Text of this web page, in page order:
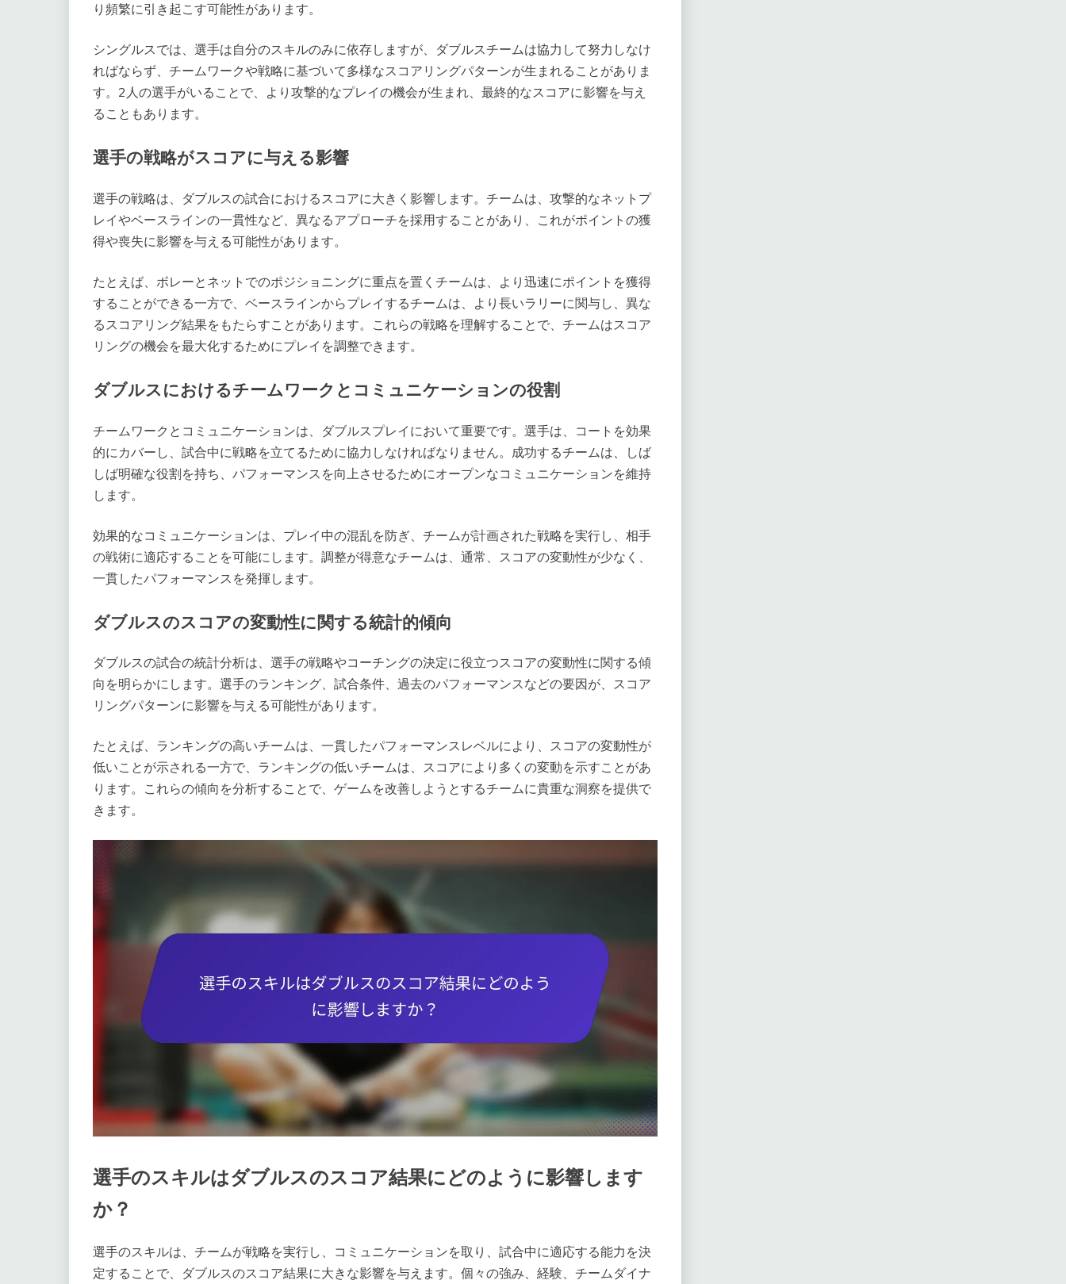
り頻繁に引き起こす可能性があります。
シングルスでは、選手は自分のスキルのみに依存しますが、ダブルスチームは協力して努力しなけ
ればならず、チームワークや戦略に基づいて多様なスコアリングパターンが生まれることがありま
す。2人の選手がいることで、より攻撃的なプレイの機会が生まれ、最終的なスコアに影響を与え
ることもあります。
選手の戦略がスコアに与える影響
選手の戦略は、ダブルスの試合におけるスコアに大きく影響します。チームは、攻撃的なネットプ
レイやベースラインの一貫性など、異なるアプローチを採用することがあり、これがポイントの獲
得や喪失に影響を与える可能性があります。
たとえば、ボレーとネットでのポジショニングに重点を置くチームは、より迅速にポイントを獲得
することができる一方で、ベースラインからプレイするチームは、より長いラリーに関与し、異な
るスコアリング結果をもたらすことがあります。これらの戦略を理解することで、チームはスコア
リングの機会を最大化するためにプレイを調整できます。
ダブルスにおけるチームワークとコミュニケーションの役割
チームワークとコミュニケーションは、ダブルスプレイにおいて重要です。選手は、コートを効果
的にカバーし、試合中に戦略を立てるために協力しなければなりません。成功するチームは、しば
しば明確な役割を持ち、パフォーマンスを向上させるためにオープンなコミュニケーションを維持
します。
効果的なコミュニケーションは、プレイ中の混乱を防ぎ、チームが計画された戦略を実行し、相手
の戦術に適応することを可能にします。調整が得意なチームは、通常、スコアの変動性が少なく、
一貫したパフォーマンスを発揮します。
ダブルスのスコアの変動性に関する統計的傾向
ダブルスの試合の統計分析は、選手の戦略やコーチングの決定に役立つスコアの変動性に関する傾
向を明らかにします。選手のランキング、試合条件、過去のパフォーマンスなどの要因が、スコア
リングパターンに影響を与える可能性があります。
たとえば、ランキングの高いチームは、一貫したパフォーマンスレベルにより、スコアの変動性が
低いことが示される一方で、ランキングの低いチームは、スコアにより多くの変動を示すことがあ
ります。これらの傾向を分析することで、ゲームを改善しようとするチームに貴重な洞察を提供で
きます。
選手のスキルはダブルスのスコア結果にどのように影響します
か？
選手のスキルは、チームが戦略を実行し、コミュニケーションを取り、試合中に適応する能力を決
定することで、ダブルスのスコア結果に大きな影響を与えます。個々の強み、経験、チームダイナ